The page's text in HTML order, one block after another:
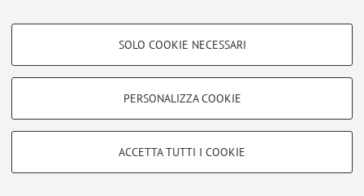
COOKIE DI PROFILAZIONE - FACOLTATIVI
COOKIE TECNICI - NECESSARI
Si tratta di cookie tecnici utilizzati, a titolo esemplificativo, per il corretto
SOLO COOKIE NECESSARI
PERSONALIZZA COOKIE
ACCETTA TUTTI I COOKIE
|Note legali| Impostazioni Cookie